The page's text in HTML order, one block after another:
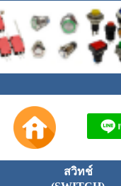
สวิทช์